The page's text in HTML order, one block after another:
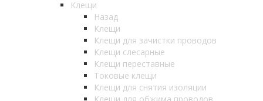
Клещи
Назад
Клещи
Клещи для зачистки проводов
Клещи слесарные
Клещи переставные
Токовые клещи
Клещи для снятия изоляции
Клещи для обжима проводов